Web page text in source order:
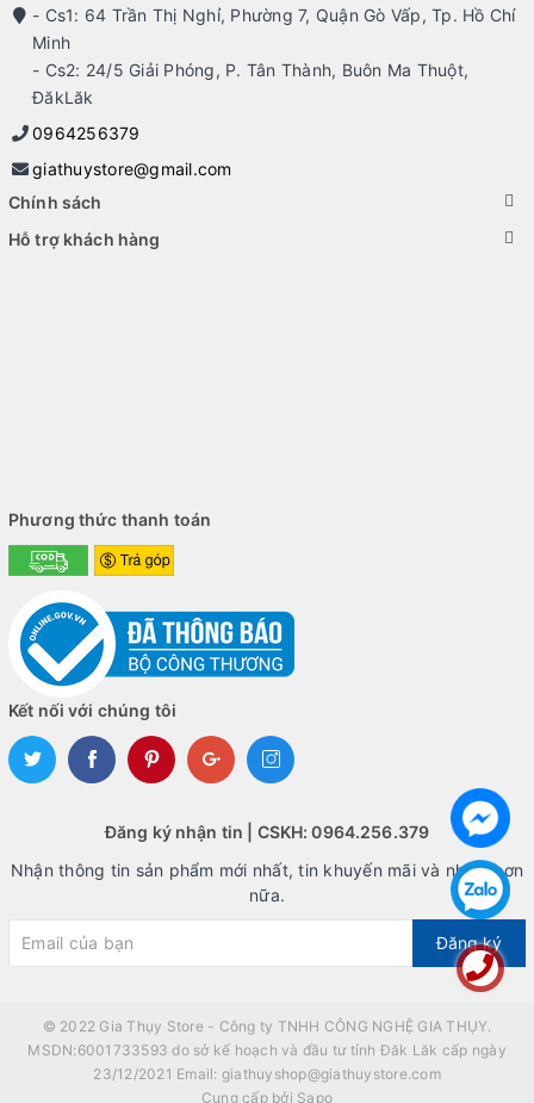
- Cs1: 64 Trần Thị Nghỉ, Phường 7, Quận Gò Vấp, Tp. Hồ Chí
Minh
- Cs2: 24/5 Giải Phóng, P. Tân Thành, Buôn Ma Thuột,
ĐăkLăk
0964256379
giathuystore@gmail.com
Chính sách
Hỗ trợ khách hàng
Phương thức thanh toán
Kết nối với chúng tôi
Đăng ký nhận tin | CSKH: 0964.256.379
Nhận thông tin sản phẩm mới nhất, tin khuyến mãi và nhiều hơn
nữa.
Đăng ký
© 2022 Gia Thụy Store - Công ty TNHH CÔNG NGHỆ GIA THỤY.
MSDN:6001733593 do sở kế hoạch và đầu tư tỉnh Đăk Lăk cấp ngày
23/12/2021 Email: giathuyshop@giathuystore.com
Cung cấp bởi Sapo